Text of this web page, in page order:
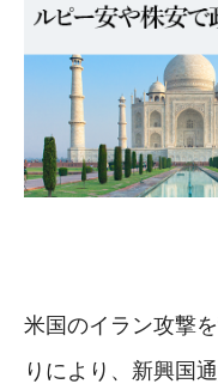
米国のイラン攻撃
りにより、新興国